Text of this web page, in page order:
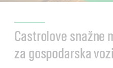
Castrolove snažne
za gospodarska